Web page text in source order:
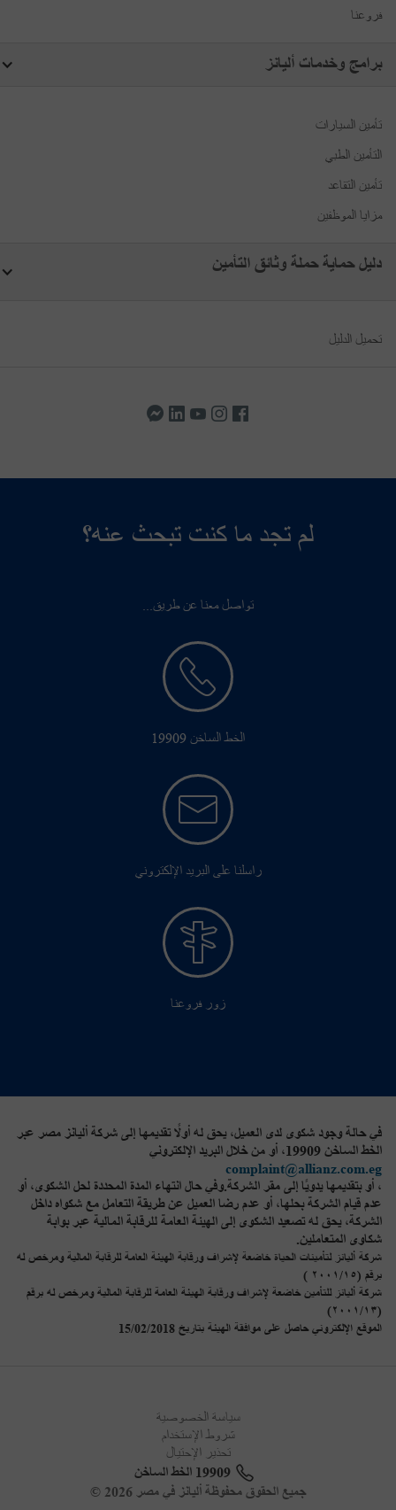
فروعنا
برامج وخدمات أليانز
تأمين السيارات
التأمين الطبي
تأمين التقاعد
مزايا الموظفين
دليل حماية حملة وثائق التأمين
تحميل الدليل
لم تجد ما كنت تبحث عنه؟
تواصل معنا عن طريق...
الخط الساخن 19909
راسلنا على البريد الإلكتروني
زور فروعنا
في حالة وجود شكوى لدى العميل، يحق له أولًا تقديمها إلى شركة أليانز مصر عبر
الخط الساخن 19909، أو من خلال البريد الإلكتروني
complaint@allianz.com.eg
، أو بتقديمها يدويًا إلى مقر الشركة.وفي حال انتهاء المدة المحددة لحل الشكوى، أو
عدم قيام الشركة بحلها، أو عدم رضا العميل عن طريقة التعامل مع شكواه داخل
الشركة، يحق له تصعيد الشكوى إلى الهيئة العامة للرقابة المالية عبر بوابة
شكاوى المتعاملين.
شركة أليانز لتأمينات الحياة خاضعة لإشراف ورقابة الهيئة العامة للرقابة المالية ومرخص له
برقم (٢٠٠١/١٥ )
شركة أليانز للتأمين خاضعة لإشراف ورقابة الهيئة العامة للرقابة المالية ومرخص له برقم
(٢٠٠١/١٣)
الموقع الإلكتروني حاصل على موافقة الهيئة بتاريخ 15/02/2018
جميع الحقوق محفوظة أليانز في مصر 2026 ©
سياسة الخصوصية
شروط الإستخدام
تحذير الإحتيال
19909 الخط الساخن